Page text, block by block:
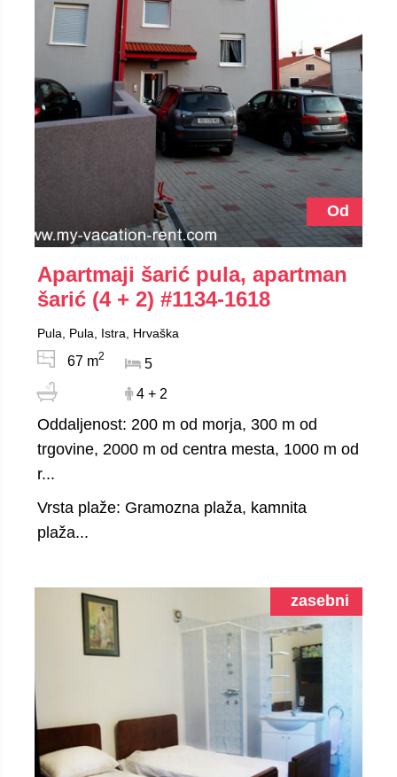
Od
Apartmaji šarić pula, apartman
šarić (4 + 2) #1134-1618
Pula, Pula, Istra, Hrvaška
67 m2
5
4 + 2
Oddaljenost: 200 m od morja, 300 m od
trgovine, 2000 m od centra mesta, 1000 m od
r...
Vrsta plaže: Gramozna plaža, kamnita
plaža...
zasebni